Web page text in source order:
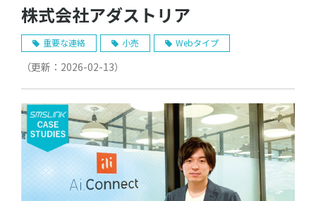
株式会社アダストリア
重要な連絡 小売 Webタイプ
（更新： 2026-02-13）